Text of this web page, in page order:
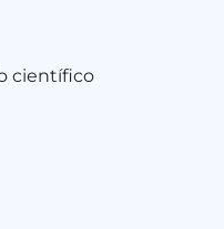
científico